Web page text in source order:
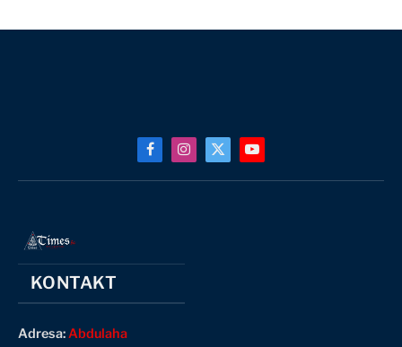
FacebookInstagram
X
YouTube
KONTAKT
Adresa:Abdulaha